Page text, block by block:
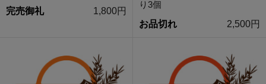
完売御礼
1,800円
り3個
お品切れ
2,500円